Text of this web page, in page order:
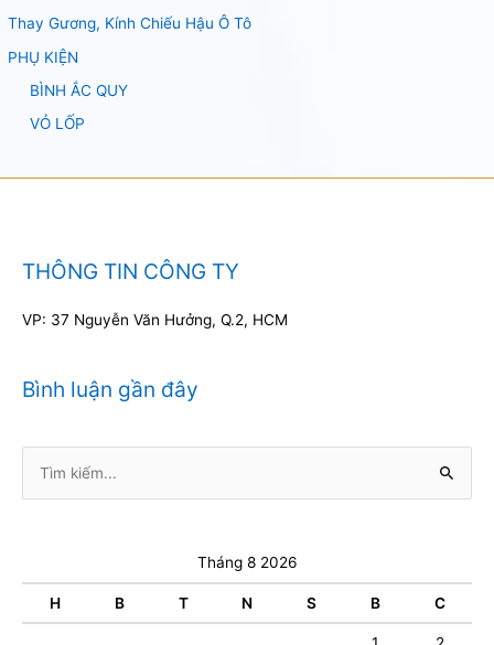
Thay Gương, Kính Chiếu Hậu Ô Tô
PHỤ KIỆN
BÌNH ẮC QUY
VỎ LỐP
THÔNG TIN CÔNG TY
VP: 37 Nguyễn Văn Hưởng, Q.2, HCM
Bình luận gần đây
kiếm:
Tháng 8 2026
H B T N S B C